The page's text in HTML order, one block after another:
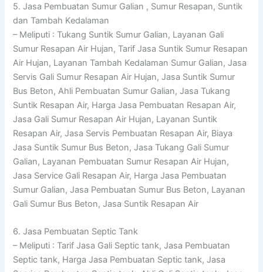
5. Jasa Pembuatan Sumur Galian , Sumur Resapan, Suntik
dan Tambah Kedalaman
– Meliputi : Tukang Suntik Sumur Galian, Layanan Gali
Sumur Resapan Air Hujan, Tarif Jasa Suntik Sumur Resapan
Air Hujan, Layanan Tambah Kedalaman Sumur Galian, Jasa
Servis Gali Sumur Resapan Air Hujan, Jasa Suntik Sumur
Bus Beton, Ahli Pembuatan Sumur Galian, Jasa Tukang
Suntik Resapan Air, Harga Jasa Pembuatan Resapan Air,
Jasa Gali Sumur Resapan Air Hujan, Layanan Suntik
Resapan Air, Jasa Servis Pembuatan Resapan Air, Biaya
Jasa Suntik Sumur Bus Beton, Jasa Tukang Gali Sumur
Galian, Layanan Pembuatan Sumur Resapan Air Hujan,
Jasa Service Gali Resapan Air, Harga Jasa Pembuatan
Sumur Galian, Jasa Pembuatan Sumur Bus Beton, Layanan
Gali Sumur Bus Beton, Jasa Suntik Resapan Air
6. Jasa Pembuatan Septic Tank
– Meliputi : Tarif Jasa Gali Septic tank, Jasa Pembuatan
Septic tank, Harga Jasa Pembuatan Septic tank, Jasa